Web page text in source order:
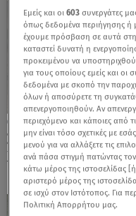
25.10.24, 09:49
Συγκλόνισε στον
Χαμάς: «Με
Εμείς και οι603 συνεργάτες
όπως δεδομένα περιήγησης ή
έχουμε πρόσβαση σε αυτά
καταστεί δυνατή η
προκειμένου να
για τους οποίους εμείς και οι
δεδομένα με σκοπό την
όλων ή αποσύρετε τη
απενεργοποιηθούν. Αν
περιεχόμενο και κάποιες από
μην είναι τόσο σχετικές με
μενού για να αλλάξετε τις
ανά πάσα στιγμή πατώντας
κάτω μέρος της ιστοσελίδας
αριστερό μέρος της
σε ισχύ στον Ιστότοπος. Για
Πολιτική Απορρήτου μας.